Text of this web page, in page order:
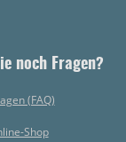
noch Fragen?
(FAQ)
Shop